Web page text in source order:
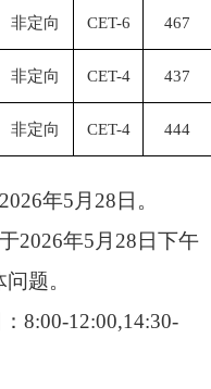
非定向 CET-6 467
非定向 CET-4 437
非定向 CET-4 444
年5月28日。
2026年5月28日下午
题。
8:00-12:00,14:30-